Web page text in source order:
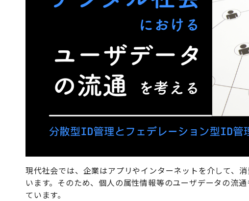
現代社会では、企業はアプリやインターネットを介して、
います。そのため、個人の属性情報等のユーザデータの流
ています。